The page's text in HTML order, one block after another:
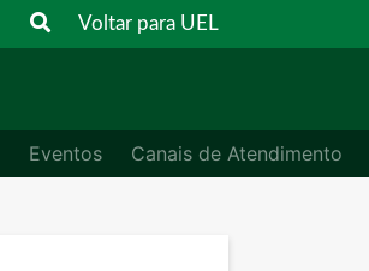
Voltar para UEL
Eventos Canais de Atendimento